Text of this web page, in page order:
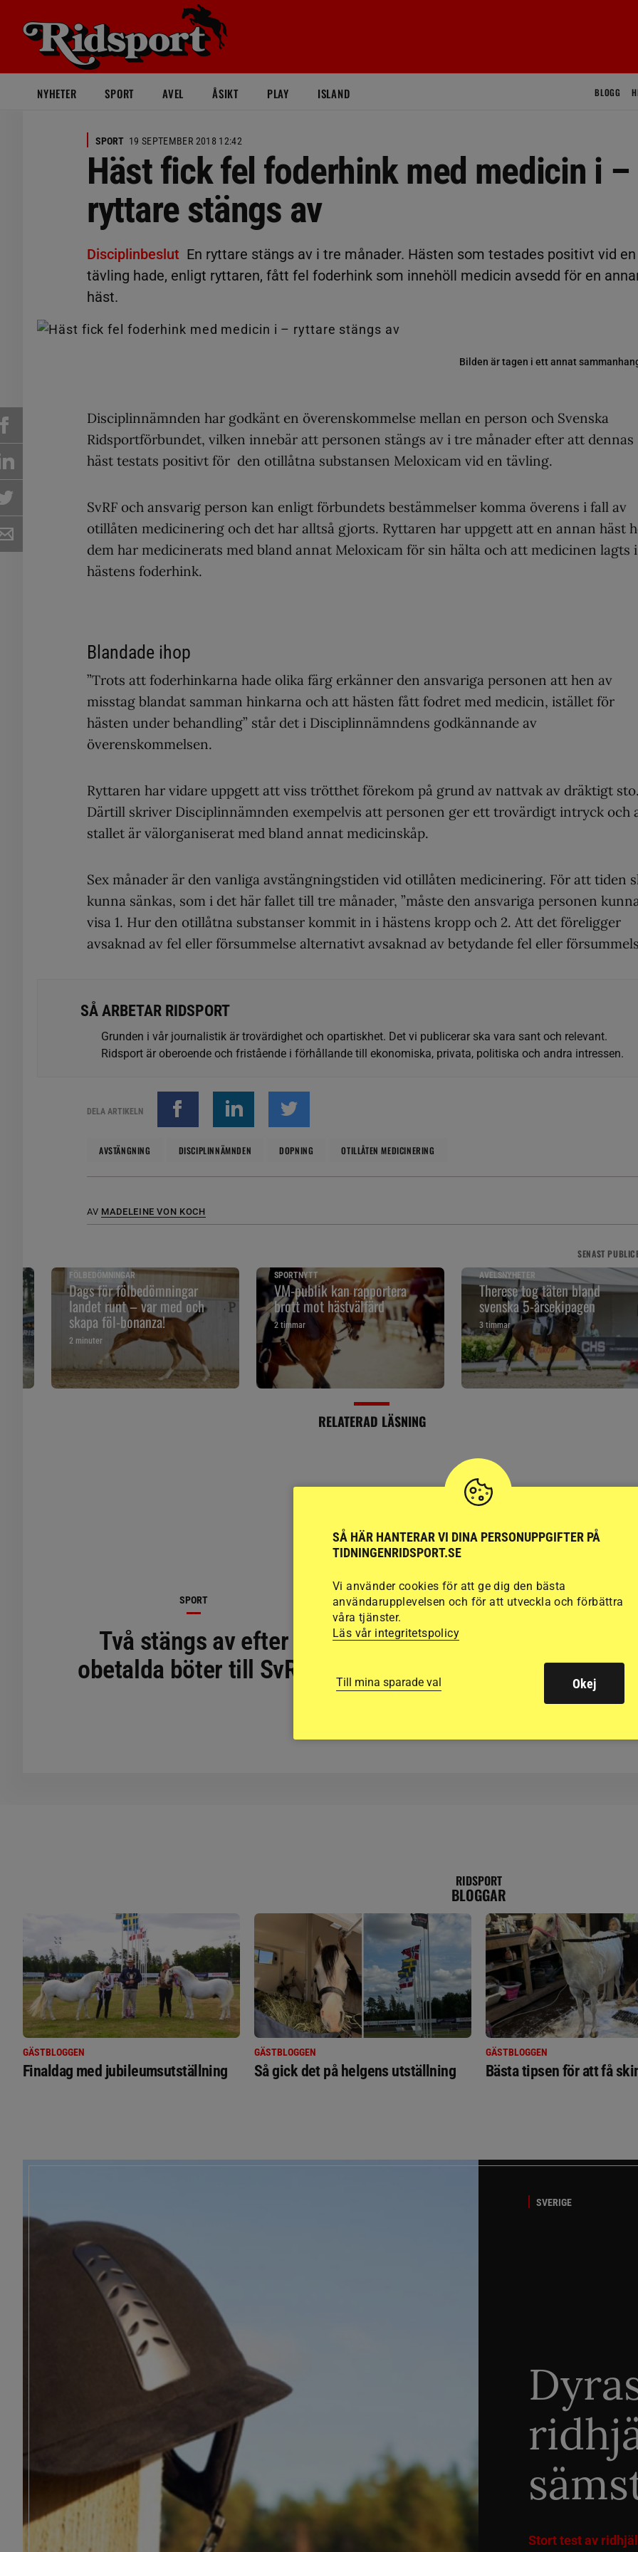
NYHETER SPORT AVEL ÅSIKT PLAY ISLAND BLOGG
SPORT 19 SEPTEMBER 2018 12:42
Häst fick fel foderhink med medicin i –
ryttare stängs av
Disciplinbeslut En ryttare stängs av i tre månader. Hästen som testades positivt vid en
tävling hade, enligt ryttaren, fått fel foderhink som innehöll medicin avsedd för en
häst.
Bilden är tagen i ett annat
Disciplinnämnden har godkänt en överenskommelse mellan en person och Svenska
Ridsportförbundet, vilken innebär att personen stängs av i tre månader efter att dennas
häst testats positivt för den otillåtna substansen Meloxicam vid en tävling.
SvRF och ansvarig person kan enligt förbundets bestämmelser komma överens i fall av
otillåten medicinering och det har alltså gjorts. Ryttaren har uppgett att en annan häst
dem har medicinerats med bland annat Meloxicam för sin hälta och att medicinen lagts i
hästens foderhink.
Blandade ihop
”Trots att foderhinkarna hade olika färg erkänner den ansvariga personen att hen av
misstag blandat samman hinkarna och att hästen fått fodret med medicin, istället för
hästen under behandling” står det i Disciplinnämndens godkännande av
överenskommelsen.
Ryttaren har vidare uppgett att viss trötthet förekom på grund av nattvak av dräktigt sto.
Därtill skriver Disciplinnämnden exempelvis att personen ger ett trovärdigt intryck och
stallet är välorganiserat med bland annat medicinskåp.
Sex månader är den vanliga avstängningstiden vid otillåten medicinering. För att tiden
kunna sänkas, som i det här fallet till tre månader, ”måste den ansvariga personen kunna
visa 1. Hur den otillåtna substanser kommit in i hästens kropp och 2. Att det föreligger
avsaknad av fel eller försummelse alternativt avsaknad av betydande fel eller
SÅ ARBETAR RIDSPORT
Grunden i vår journalistik är trovärdighet och opartiskhet. Det vi publicerar ska vara sant och relevant.
Ridsport är oberoende och fristående i förhållande till ekonomiska, privata, politiska och andra intressen.
DELA ARTIKELN
AVSTÄNGNING DISCIPLINNÄMNDEN DOPNING OTILLÅTEN MEDICINERING
AV MADELEINE VON KOCH
SENAST
FÖLBEDÖMNINGAR
Dags för fölbedömningar
landet runt – var med och
skapa föl-bonanza!
2 minuter
SPORTNYTT
VM-publik kan rapportera
brott mot hästvälfärd
2 timmar
AVELSNYHETER
Therese tog täten bland
svenska 5-årsekipagen
3 timmar
RELATERAD LÄSNING
SPORT
Två stängs av efter
obetalda böter till SvRF
SPORT
Ny stiftelse ska stötta
svenska ryttare på
mästerskap
RIDSPORT
BLOGGAR
GÄSTBLOGGEN
Finaldag med jubileumsutställning
GÄSTBLOGGEN
Så gick det på helgens utställning
GÄSTBLOGGEN
Bästa tipsen för att få
SVERIGE
Stort test av
SÅ HÄR HANTERAR VI DINA PERSONUPPGIFTER PÅ
TIDNINGENRIDSPORT.SE
Vi använder cookies för att ge dig den bästa
användarupplevelsen och för att utveckla och förbättra
våra tjänster.
Läs vår integritetspolicy
Till mina sparade val Okej